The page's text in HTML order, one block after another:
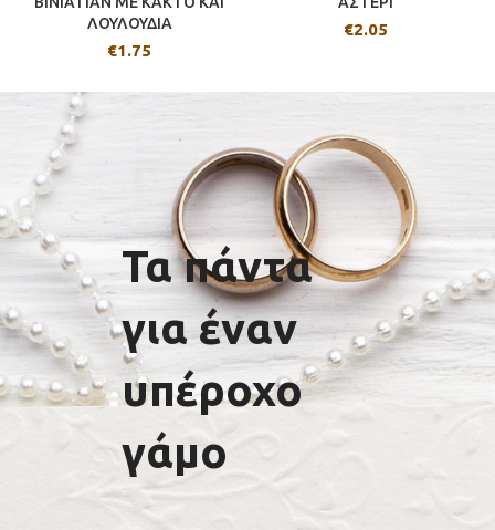
ΛΟΥΛΟΥΔΙΑ
€1.75
€2.05
Τα πάντα
για έναν
υπέροχο
γάμο